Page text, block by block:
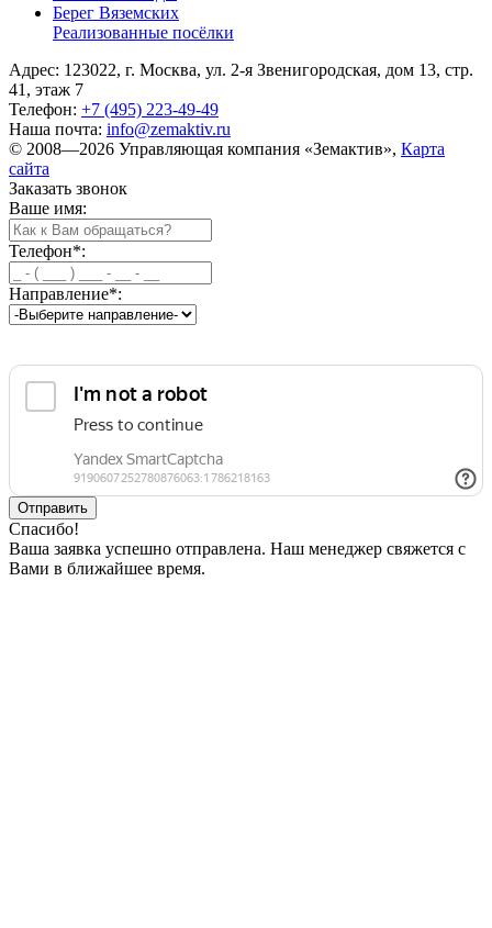
Берег Вяземскиx
Реализованные посёлки
Адрес: 123022, г. Москва, ул. 2-я Звенигородская, дом 13, стр.
41, этаж 7
Телефон: +7 (495) 223-49-49
Наша почта: info@zemaktiv.ru
© 2008—2026 Управляющая компания «Земактив», Карта
сайта
Заказать звонок
Ваше имя:
Телефон*:
Направление*:
Спасибо!
Ваша заявка успешно отправлена. Наш менеджер свяжется с
Вами в ближайшее время.